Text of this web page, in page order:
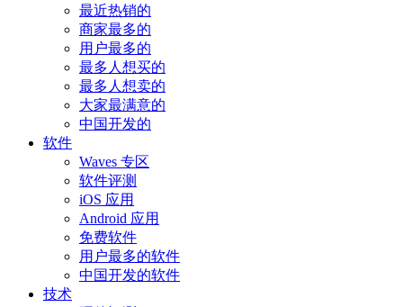
最近热销的
商家最多的
用户最多的
最多人想买的
最多人想卖的
大家最满意的
中国开发的
软件
Waves 专区
软件评测
iOS 应用
Android 应用
免费软件
用户最多的软件
中国开发的软件
技术